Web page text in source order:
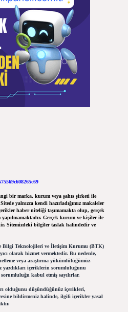
bir marka, kurum veya şahıs şirketi ile
yalnızca kendi hazırladığımız makaleler
haber niteliği taşımamakta olup, gerçek
Gerçek kurum ve kişiler ile
Sitemizdeki bilgiler taslak halindedir ve
Bilgi Teknolojileri ve İletişim Kurumu (BTK)
olarak hizmet vermektedir. Bu nedenle,
veya araştırma yükümlülüğümüz
yazdıkları içeriklerin sorumluluğunu
kabul etmiş sayılırlar.
olduğunu düşündüğünüz içerikleri,
bildirmeniz halinde, ilgili içerikler yasal